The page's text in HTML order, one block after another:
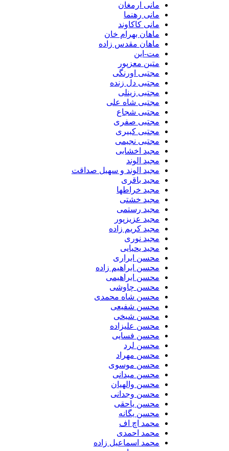
مانی ارمغان
مانی رهنما
مانی کاکاوند
ماهان بهرام خان
ماهان مقدس زاده
مت-این
متین معزپور
مجتبی اورنگی
مجتبی دل زنده
مجتبی زینلی
مجتبی شاه علی
مجتبی شجاع
مجتبی صفری
مجتبی کبیری
مجتبی نجیمی
مجید اخشابی
مجید الوند‎
مجید الوند و سهیل صداقت
مجید باقری
مجید خراطها
مجید خشتی
مجید رستمی
مجید عزیزپور
مجید کریم زاده
مجید نوری
مجید یحیایی
محسن ابراری
محسن ابراهیم زاده
محسن ابراهیمی
محسن چاوشی
محسن شاه محمدی
محسن شفیعی
محسن شیخی
محسن علیزاده
محسن فسایی
محسن لرد
محسن مهراد
محسن موسوی
محسن میدانی
محسن والهیان
محسن وجدانی
محسن یاحقی
محسن یگانه
محمد اچ اف
محمد احمدی
محمد اسماعیل زاده